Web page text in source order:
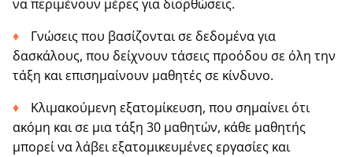
να περιμένουν μέρες για διορθώσεις.
Γνώσεις που βασίζονται σε δεδομένα για
δασκάλους, που δείχνουν τάσεις προόδου σε όλη την
τάξη και επισημαίνουν μαθητές σε κίνδυνο.
Κλιμακούμενη εξατομίκευση, που σημαίνει ότι
ακόμη και σε μια τάξη 30 μαθητών, κάθε μαθητής
μπορεί να λάβει εξατομικευμένες εργασίες και